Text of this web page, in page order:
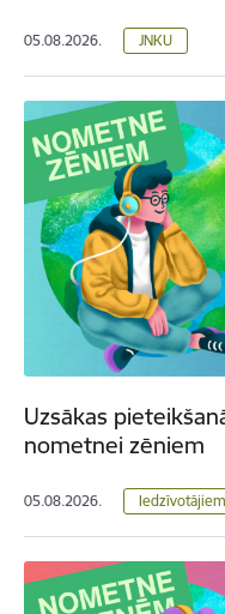
05.08.2026. JNKU
Uzsākas
nometnei zēniem
05.08.2026. Iedzīvotājiem